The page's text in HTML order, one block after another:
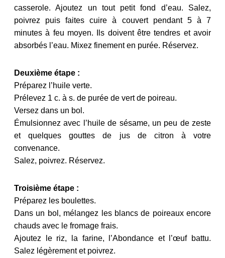
casserole. Ajoutez un tout petit fond d’eau. Salez,
poivrez puis faites cuire à couvert pendant 5 à 7
minutes à feu moyen. Ils doivent être tendres et avoir
absorbés l’eau. Mixez finement en purée. Réservez.
Deuxième étape :
Préparez l’huile verte.
Prélevez 1 c. à s. de purée de vert de poireau.
Versez dans un bol.
Émulsionnez avec l’huile de sésame, un peu de zeste
et quelques gouttes de jus de citron à votre
convenance.
Salez, poivrez. Réservez.
Troisième étape :
Préparez les boulettes.
Dans un bol, mélangez les blancs de poireaux encore
chauds avec le fromage frais.
Ajoutez le riz, la farine, l’Abondance et l’œuf battu.
Salez légèrement et poivrez.